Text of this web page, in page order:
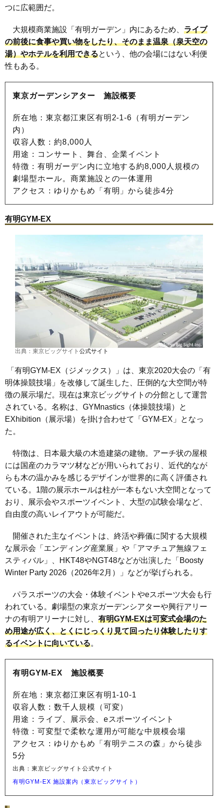
つに広範囲だ。
大規模商業施設「有明ガーデン」内にあるため、 ライブ
の前後に食事や買い物をしたり、そのまま温泉（泉天空の
湯）やホテルを利用できるという、他の会場にはない利便
性もある。
東京ガーデンシアター 施設概要
所在地：東京都江東区有明2-1-6（有明ガーデン
内）
収容人数：約8,000人
用途：コンサート、舞台、企業イベント
特徴：有明ガーデン内に立地する約8,000人規模の
劇場型ホール。商業施設との一体運用
アクセス：ゆりかもめ「有明」から徒歩4分
有明GYM-EX
出典：東京ビッグサイト公式サイト
「有明GYM-EX（ジメックス）」は、東京2020大会の「有
明体操競技場」を改修して誕生した、圧倒的な大空間が特
徴の展示場だ。現在は東京ビッグサイトの分館として運営
されている。名称は、GYMnastics（体操競技場）と
EXhibition（展示場）を掛け合わせて「GYM-EX」となっ
た。
特徴は、日本最大級の木造建築の建物。アーチ状の屋根
には国産のカラマツ材などが用いられており、近代的なが
らも木の温かみを感じるデザインが世界的に高く評価され
ている。1階の展示ホールは柱が一本もない大空間となって
おり、展示会やスポーツイベント、大型の試験会場など、
自由度の高いレイアウトが可能だ。
開催された主なイベントは、終活や葬儀に関する大規模
な展示会「エンディング産業展」や「アマチュア無線フェ
スティバル」、HKT48やNGT48などが出演した「Boosty
Winter Party 2026（2026年2月）」などが挙げられる。
パラスポーツの大会・体験イベントやeスポーツ大会も行
われている。劇場型の東京ガーデンシアターや興行アリー
ナの有明アリーナに対し、 有明GYM-EXは可変式会場のた
め用途が広く、とくにじっくり見て回ったり体験したりす
るイベントに向いている。
有明GYM-EX 施設概要
所在地：東京都江東区有明1-10-1
収容人数：数千人規模（可変）
用途：ライブ、展示会、eスポーツイベント
特徴：可変型で柔軟な運用が可能な中規模会場
アクセス：ゆりかもめ「有明テニスの森」から徒歩
5分
出典：東京ビッグサイト公式サイト
有明GYM-EX 施設案内（東京ビッグサイト）